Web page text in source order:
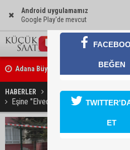
Android uygulamamız
Google Play'de mevcut
Adana Büyükşehir Yaz Spor
Beşiktaş dosyasında iki tahliye:
bırakıldı
HABERLER YAŞAM
Eşine "Elveda Ayşem" mesajı
BEĞEN
ET